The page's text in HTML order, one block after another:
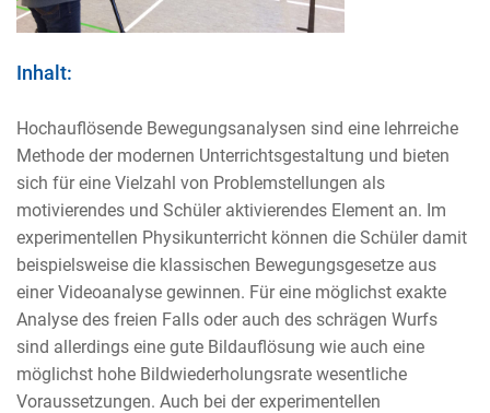
Inhalt:
Hochauflösende Bewegungsanalysen sind eine lehrreiche
Methode der modernen Unterrichtsgestaltung und bieten
sich für eine Vielzahl von Problemstellungen als
motivierendes und Schüler aktivierendes Element an. Im
experimentellen Physikunterricht können die Schüler damit
beispielsweise die klassischen Bewegungsgesetze aus
einer Videoanalyse gewinnen. Für eine möglichst exakte
Analyse des freien Falls oder auch des schrägen Wurfs
sind allerdings eine gute Bildauflösung wie auch eine
möglichst hohe Bildwiederholungsrate wesentliche
Voraussetzungen. Auch bei der experimentellen